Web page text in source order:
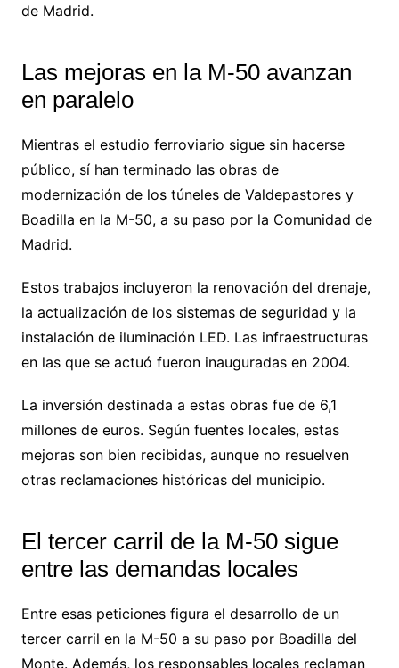
de Madrid.
Las mejoras en la M-50 avanzan
en paralelo
Mientras el estudio ferroviario sigue sin hacerse
público, sí han terminado las obras de
modernización de los túneles de Valdepastores y
Boadilla en la M-50, a su paso por la Comunidad de
Madrid.
Estos trabajos incluyeron la renovación del drenaje,
la actualización de los sistemas de seguridad y la
instalación de iluminación LED. Las infraestructuras
en las que se actuó fueron inauguradas en 2004.
La inversión destinada a estas obras fue de 6,1
millones de euros. Según fuentes locales, estas
mejoras son bien recibidas, aunque no resuelven
otras reclamaciones históricas del municipio.
El tercer carril de la M-50 sigue
entre las demandas locales
Entre esas peticiones figura el desarrollo de un
tercer carril en la M-50 a su paso por Boadilla del
Monte. Además, los responsables locales reclaman